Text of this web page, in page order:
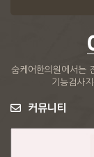
숨케어한의원에서는
기능검사
커뮤니티